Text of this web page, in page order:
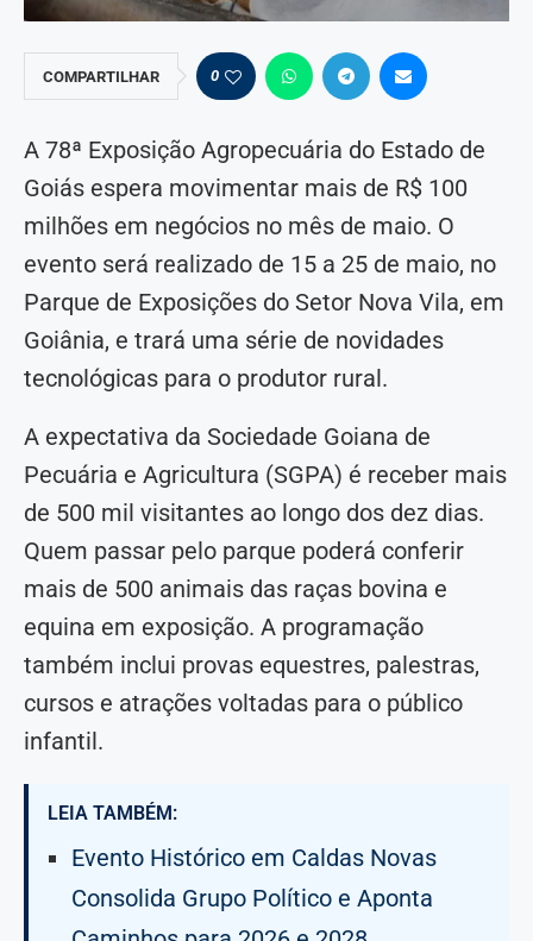
COMPARTILHAR 0
A 78ª Exposição Agropecuária do Estado de
Goiás espera movimentar mais de R$ 100
milhões em negócios no mês de maio. O
evento será realizado de 15 a 25 de maio, no
Parque de Exposições do Setor Nova Vila, em
Goiânia, e trará uma série de novidades
tecnológicas para o produtor rural.
A expectativa da Sociedade Goiana de
Pecuária e Agricultura (SGPA) é receber mais
de 500 mil visitantes ao longo dos dez dias.
Quem passar pelo parque poderá conferir
mais de 500 animais das raças bovina e
equina em exposição. A programação
também inclui provas equestres, palestras,
cursos e atrações voltadas para o público
infantil.
LEIA TAMBÉM:
Evento Histórico em Caldas Novas
Consolida Grupo Político e Aponta